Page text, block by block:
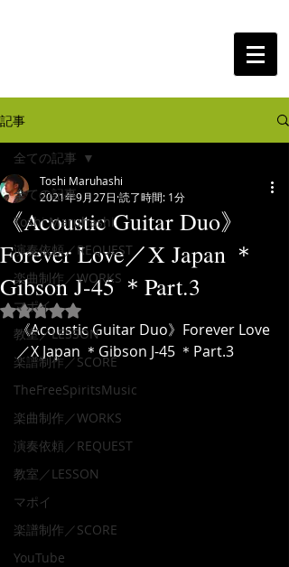
記事
全ての記事
Toshi Maruhashi
演奏依頼／REQUEST
楽曲制作／WORKS
マポイ
教室／LESSON
楽譜制作／SCORE
TheFreeSpiritsMusic
楽曲制作／WORKS
演奏依頼／REQUEST
教室／LESSON
マポイ
楽譜制作／SCORE
YouTube
全ての記事
《Acoustic Guitar Duo》
Forever Love／X Japan ＊
Gibson J-45 ＊Part.3
Toshi Maruhashi
2021年9月27日 読了時間: 1分
5つ星のうちNaNと評価されています。
《Acoustic Guitar Duo》Forever Love
／X Japan ＊Gibson J-45 ＊Part.3